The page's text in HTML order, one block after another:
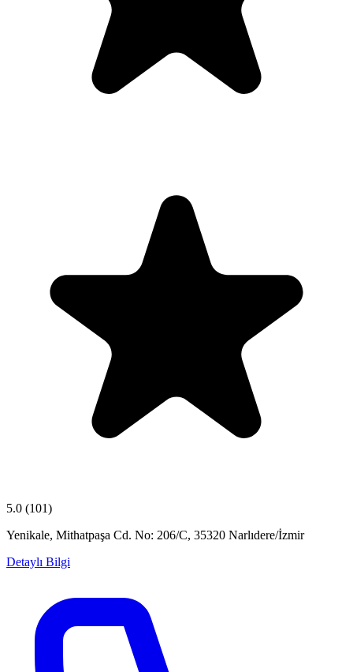
5.0 (101)
Yenikale, Mithatpaşa Cd. No: 206/C, 35320 Narlıdere/İzmir
Detaylı Bilgi